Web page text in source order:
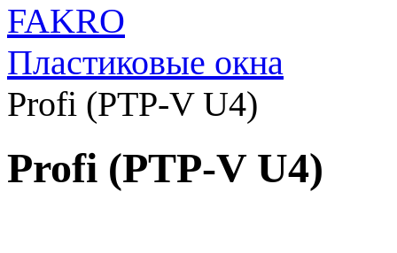
FAKRO
Пластиковые окна
Profi (PTP-V U4)
Profi (PTP-V U4)